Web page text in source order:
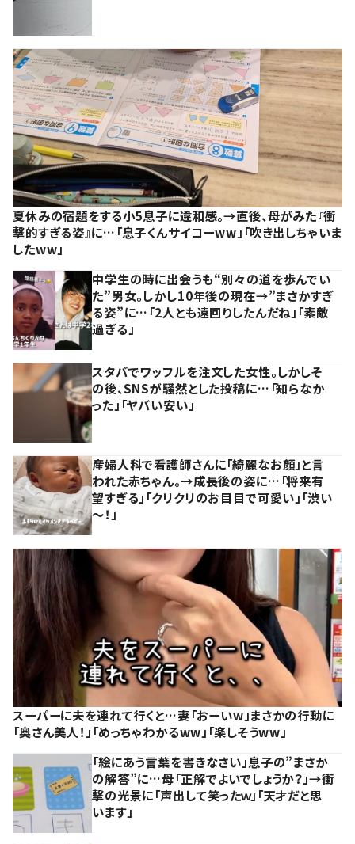
夏休みの宿題をする小5息子に違和感。→直後、母がみた『衝
撃的すぎる姿』に…「息子くんサイコーww」「吹き出しちゃいま
したww」
中学生の時に出会うも“別々の道を歩んでい
た”男女。しかし10年後の現在→”まさかすぎ
る姿”に…「2人とも遠回りしたんだね」「素敵
過ぎる」
スタバでワッフルを注文した女性。しかしそ
の後、SNSが騒然とした投稿に…「知らなか
った」「ヤバい安い」
産婦人科で看護師さんに「綺麗なお顔」と言
われた赤ちゃん。→成長後の姿に…「将来有
望すぎる」「クリクリのお目目で可愛い」「渋い
～！」
スーパーに夫を連れて行くと…妻「おーいw」まさかの行動に
「奥さん美人！」「めっちゃわかるww」「楽しそうww」
「絵にあう言葉を書きなさい」息子の”まさか
の解答”に…母「正解でよいでしょうか？」→衝
撃の光景に「声出して笑ったｗ」「天才だと思
います」